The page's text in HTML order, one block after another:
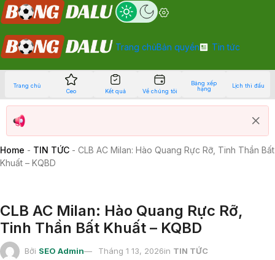
Trang chủBản quyền Tin tức
Trang chủ
Ceo Kết quả Về chúng tôi
Bảng xếp
hạng
Lịch thi đấu
Home - TIN TỨC - CLB AC Milan: Hào Quang Rực Rỡ, Tinh Thần Bất
Khuất – KQBD
CLB AC Milan: Hào Quang Rực Rỡ,
Tinh Thần Bất Khuất – KQBD
Bởi SEO Admin Tháng 1 13, 2026in TIN TỨC